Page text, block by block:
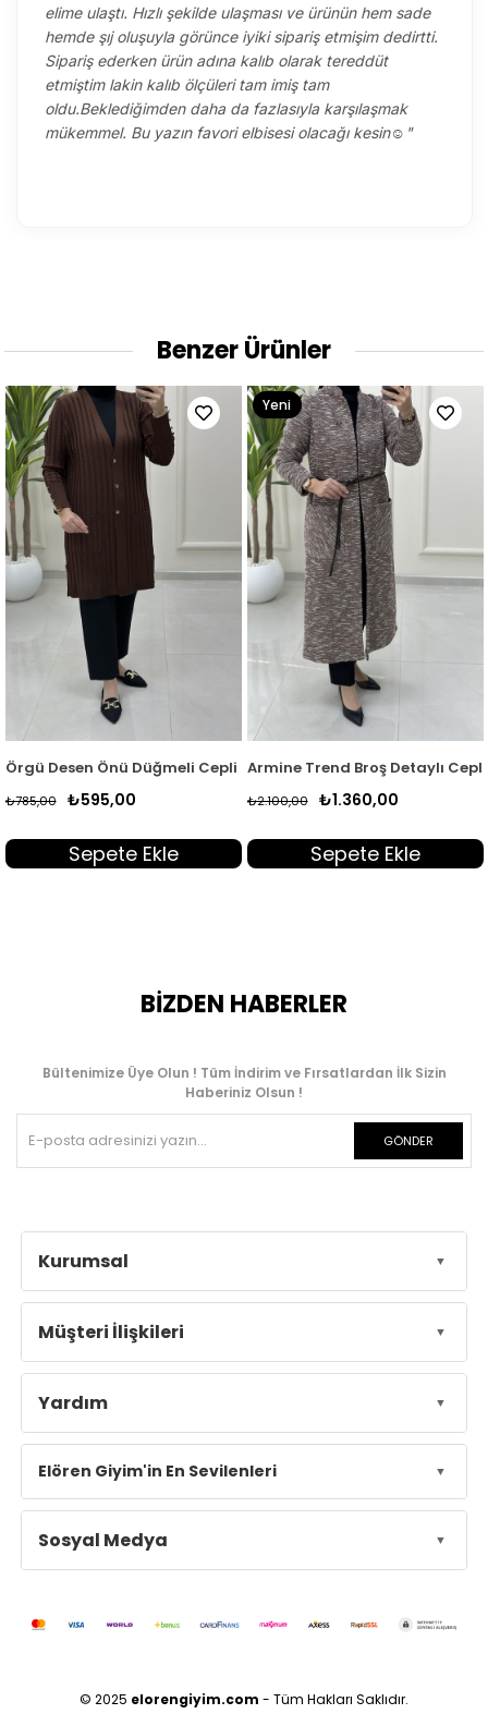
elime ulaştı. Hızlı şekilde ulaşması ve ürünün hem sade
hemde şıj oluşuyla görünce iyiki sipariş etmişim dedirtti.
Sipariş ederken ürün adına kalıb olarak tereddüt
etmiştim lakin kalıb ölçüleri tam imiş tam
oldu.Beklediğimden daha da fazlasıyla karşılaşmak
mükemmel. Bu yazın favori elbisesi olacağı kesin☺️"
Benzer Ürünler
Haki MLH 5024
Örgü Desen Önü Düğmeli Cepli Kadın Triko Hırka Kahverengi
₺595,00
₺785,00
Sepete Ekle
Armine Trend Broş Detaylı
₺1.360,00
₺2.100,00
Sepete Ekle
Yeni
Ürün
BİZDEN HABERLER
Bültenimize Üye Olun ! Tüm İndirim ve Fırsatlardan İlk Sizin
Haberiniz Olsun !
GÖNDER
Kurumsal
Müşteri İlişkileri
Yardım
Elören Giyim'in En Sevilenleri
Sosyal Medya
© 2025 elorengiyim.com - Tüm Hakları Saklıdır.